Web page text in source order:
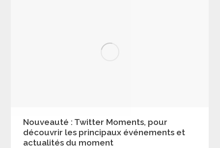
Nouveauté : Twitter Moments, pour
découvrir les principaux événements et
actualités du moment